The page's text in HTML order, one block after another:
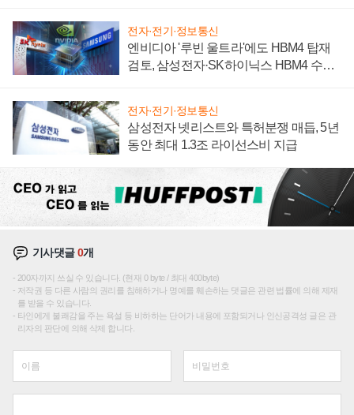
전자·전기·정보통신
엔비디아 '루빈 울트라'에도 HBM4 탑재
검토, 삼성전자·SK하이닉스 HBM4 수율
전자·전기·정보통신
삼성전자 넷리스트와 특허분쟁 매듭, 5년
동안 최대 1.3조 라이선스비 지급
기사댓글0개
200자까지 쓰실 수 있습니다. (현재 0 byte / 최대 400byte)
저작권 등 다른 사람의 권리를 침해하거나 명예를 훼손하는 댓글은 관련 법률에 의해 제재
를 받을 수 있습니다.
타인에게 불쾌감을 주는 욕설 등 비하하는 단어가 내용에 포함되거나 인신공격성 글은 관
리자의 판단에 의해 삭제 합니다.